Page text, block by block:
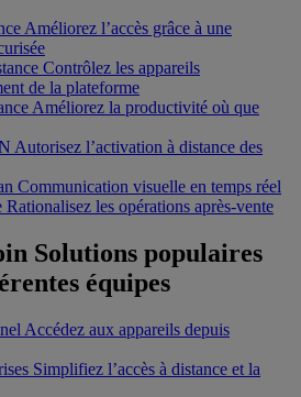
Améliorez l’accès grâce à une
Contrôlez les appareils
de la plateforme
Améliorez la productivité où que
Autorisez l’activation à distance des
Communication visuelle en temps réel
Rationalisez les opérations après-vente
Solutions populaires
équipes
Accédez aux appareils depuis
Simplifiez l’accès à distance et la